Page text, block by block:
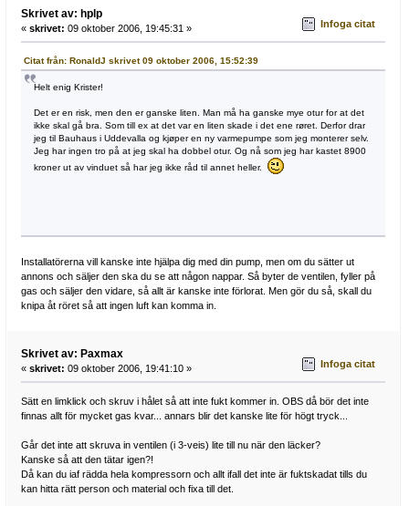
Skrivet av: hplp
« skrivet: 09 oktober 2006, 19:45:31 » Infoga citat
Citat från: RonaldJ skrivet 09 oktober 2006, 15:52:39
Helt enig Krister!
Det er en risk, men den er ganske liten. Man må ha ganske mye otur for at det
ikke skal gå bra. Som till ex at det var en liten skade i det ene røret. Derfor drar
jeg til Bauhaus i Uddevalla og kjøper en ny varmepumpe som jeg monterer selv.
Jeg har ingen tro på at jeg skal ha dobbel otur. Og nå som jeg har kastet 8900
kroner ut av vinduet så har jeg ikke råd til annet heller.
Installatörerna vill kanske inte hjälpa dig med din pump, men om du sätter ut
annons och säljer den ska du se att någon nappar. Så byter de ventilen, fyller på
gas och säljer den vidare, så allt är kanske inte förlorat. Men gör du så, skall du
knipa åt röret så att ingen luft kan komma in.
Skrivet av: Paxmax
« skrivet: 09 oktober 2006, 19:41:10 » Infoga citat
Sätt en limklick och skruv i hålet så att inte fukt kommer in. OBS då bör det inte
finnas allt för mycket gas kvar... annars blir det kanske lite för högt tryck...
Går det inte att skruva in ventilen (i 3-veis) lite till nu när den läcker?
Kanske så att den tätar igen?!
Då kan du iaf rädda hela kompressorn och allt ifall det inte är fuktskadat tills du
kan hitta rätt person och material och fixa till det.